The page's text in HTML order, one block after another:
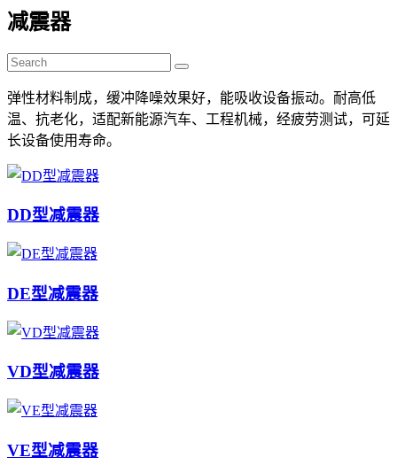
减震器
弹性材料制成，缓冲降噪效果好，能吸收设备振动。耐高低
温、抗老化，适配新能源汽车、工程机械，经疲劳测试，可延
长设备使用寿命。
DD型减震器
DE型减震器
VD型减震器
VE型减震器